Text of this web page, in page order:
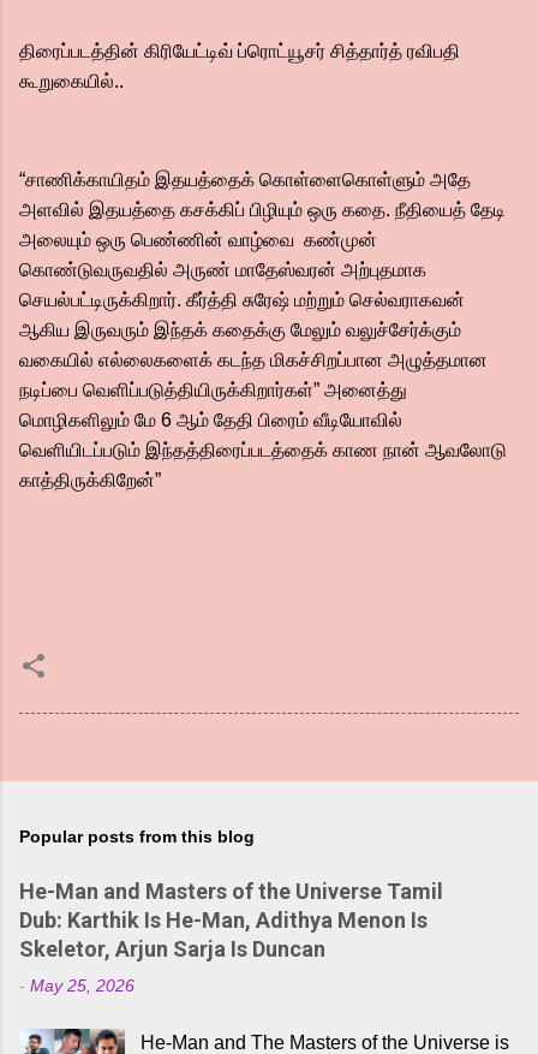
திரைப்படத்தின் கிரியேட்டிவ் ப்ரொட்யூசர் சித்தார்த் ரவிபதி
கூறுகையில்..
“சாணிக்காயிதம் இதயத்தைக் கொள்ளைகொள்ளும் அதே
அளவில் இதயத்தை கசக்கிப் பிழியும் ஒரு கதை. நீதியைத் தேடி
அலையும் ஒரு பெண்ணின் வாழ்வை கண்முன்
கொண்டுவருவதில் அருண் மாதேஸ்வரன் அற்புதமாக
செயல்பட்டிருக்கிறார். கீர்த்தி சுரேஷ் மற்றும் செல்வராகவன்
ஆகிய இருவரும் இந்தக் கதைக்கு மேலும் வலுச்சேர்க்கும்
வகையில் எல்லைகளைக் கடந்த மிகச்சிறப்பான அழுத்தமான
நடிப்பை வெளிப்படுத்தியிருக்கிறார்கள்” அனைத்து
மொழிகளிலும் மே 6 ஆம் தேதி பிரைம் வீடியோவில்
வெளியிடப்படும் இந்தத்திரைப்படத்தைக் காண நான் ஆவலோடு
காத்திருக்கிறேன்”
Popular posts from this blog
He-Man and Masters of the Universe Tamil
Dub: Karthik Is He-Man, Adithya Menon Is
Skeletor, Arjun Sarja Is Duncan
- May 25, 2026
He-Man and The Masters of the Universe is